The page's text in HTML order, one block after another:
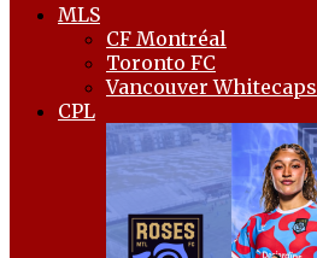
MLS
CF Montréal
Toronto FC
Vancouver Whitecaps
CPL